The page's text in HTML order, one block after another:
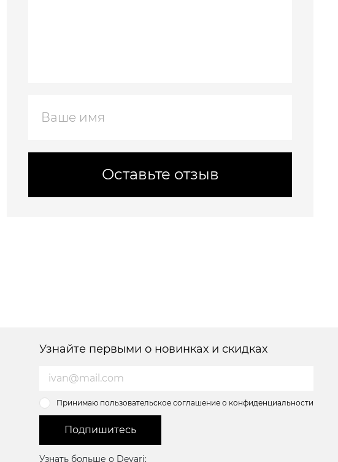
Оставьте отзыв
Узнайте первыми о новинках и скидках
Принимаю пользовательское соглашение о конфиденциальности
Подпишитесь
Узнать больше о Devari: